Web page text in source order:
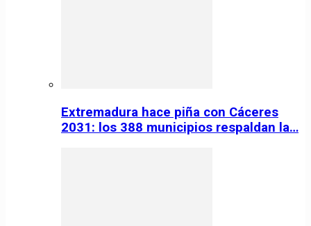
Extremadura hace piña con Cáceres
2031: los 388 municipios respaldan la…